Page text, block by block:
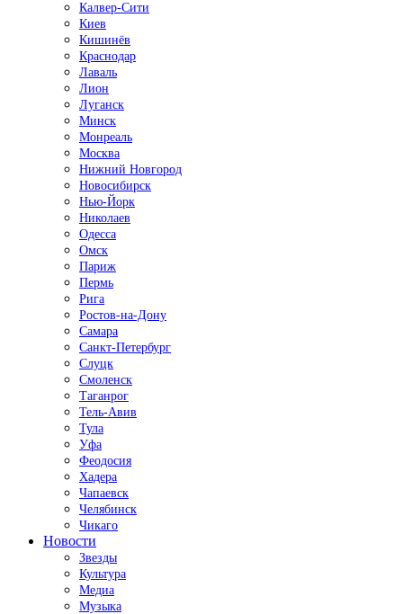
Калвер-Сити
Киев
Кишинёв
Краснодар
Лаваль
Лион
Луганск
Минск
Монреаль
Москва
Нижний Новгород
Новосибирск
Нью-Йорк
Николаев
Одесса
Омск
Париж
Пермь
Рига
Ростов-на-Дону
Самара
Санкт-Петербург
Слуцк
Смоленск
Таганрог
Тель-Авив
Тула
Уфа
Феодосия
Хадера
Чапаевск
Челябинск
Чикаго
Новости
Звезды
Культура
Медиа
Музыка